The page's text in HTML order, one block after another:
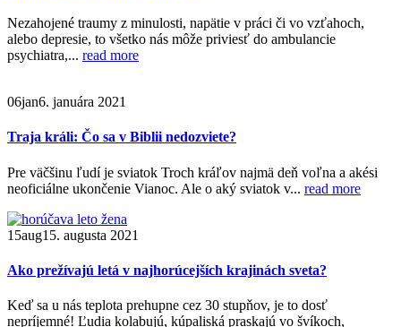
Nezahojené traumy z minulosti, napätie v práci či vo vzťahoch,
alebo depresie, to všetko nás môže priviesť do ambulancie
psychiatra,... read more
06jan6. januára 2021
Traja králi: Čo sa v Biblii nedozviete?
Pre väčšinu ľudí je sviatok Troch kráľov najmä deň voľna a akési
neoficiálne ukončenie Vianoc. Ale o aký sviatok v... read more
15aug15. augusta 2021
Ako prežívajú letá v najhorúcejších krajinách sveta?
Keď sa u nás teplota prehupne cez 30 stupňov, je to dosť
nepríjemné! Ľudia kolabujú, kúpaliská praskajú vo švíkoch,